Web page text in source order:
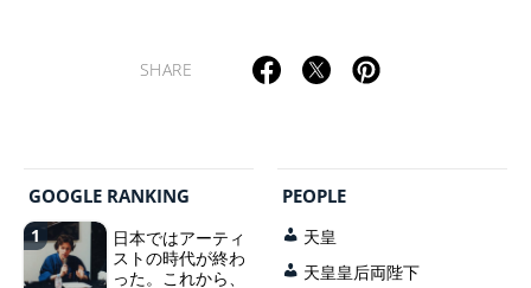
SHARE
GOOGLE RANKING
1
日本ではアーティ
ストの時代が終わ
った。これから、
PEOPLE
天皇
天皇皇后両陛下